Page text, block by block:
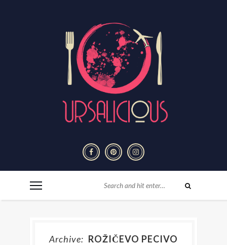
Archive: ROŽIČEVO PECIVO